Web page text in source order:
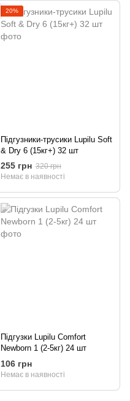
20%
Підгузники-трусики Lupilu Soft
& Dry 6 (15кг+) 32 шт
255 грн 320 грн
Немає в наявності
Підгузки Lupilu Comfort
Newborn 1 (2-5кг) 24 шт
106 грн
Немає в наявності